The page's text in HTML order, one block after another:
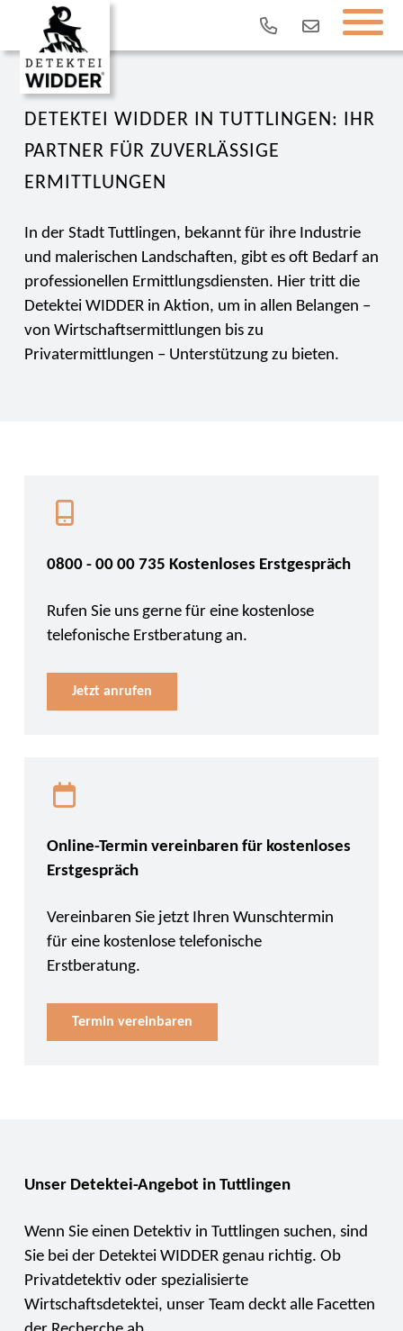
DETEKTEI WIDDER IN TUTTLINGEN: IHR
PARTNER FÜR ZUVERLÄSSIGE
ERMITTLUNGEN
In der Stadt Tuttlingen, bekannt für ihre Industrie
und malerischen Landschaften, gibt es oft Bedarf an
professionellen Ermittlungsdiensten. Hier tritt die
Detektei WIDDER in Aktion, um in allen Belangen –
von Wirtschaftsermittlungen bis zu
Privatermittlungen – Unterstützung zu bieten.
0800 - 00 00 735 Kostenloses Erstgespräch
Rufen Sie uns gerne für eine kostenlose
telefonische Erstberatung an.
Jetzt anrufen
Online-Termin vereinbaren für kostenloses
Erstgespräch
Vereinbaren Sie jetzt Ihren Wunschtermin
für eine kostenlose telefonische
Erstberatung.
Termin vereinbaren
Unser Detektei-Angebot in Tuttlingen
Wenn Sie einen Detektiv in Tuttlingen suchen, sind
Sie bei der Detektei WIDDER genau richtig. Ob
Privatdetektiv oder spezialisierte
Wirtschaftsdetektei, unser Team deckt alle Facetten